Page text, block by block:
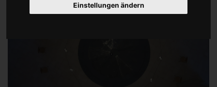
Einstellungen ändern